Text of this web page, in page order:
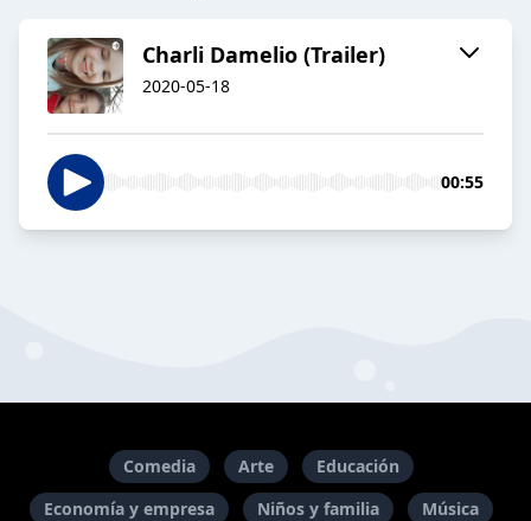
Charli Damelio (Trailer)
2020-05-18
00:55
Comedia Arte
Educación
Economía y empresa
Niños y familia
Música